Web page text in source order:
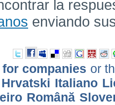
la
enviando
companies or
Hrvatski Italiano
Română